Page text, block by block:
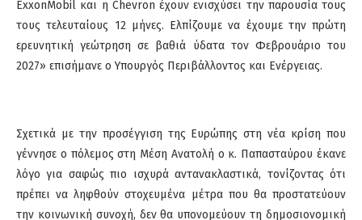
ExxonMobil και η Chevron έχουν ενισχύσει την παρουσία τους
τους τελευταίους 12 μήνες. Ελπίζουμε να έχουμε την πρώτη
ερευνητική γεώτρηση σε βαθιά ύδατα τον Φεβρουάριο του
2027» επισήμανε ο Υπουργός Περιβάλλοντος και Ενέργειας.
Σχετικά με την προσέγγιση της Ευρώπης στη νέα κρίση που
γέννησε ο πόλεμος στη Μέση Ανατολή ο κ. Παπασταύρου έκανε
λόγο για σαφώς πιο ισχυρά αντανακλαστικά, τονίζοντας ότι
πρέπει να ληφθούν στοχευμένα μέτρα που θα προστατεύουν
την κοινωνική συνοχή, δεν θα υπονομεύουν τη δημοσιονομική